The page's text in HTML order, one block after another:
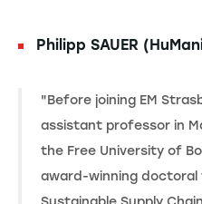
Philipp SAUER
"Before joining EM
assistant professor in
the Free University of
award-winning